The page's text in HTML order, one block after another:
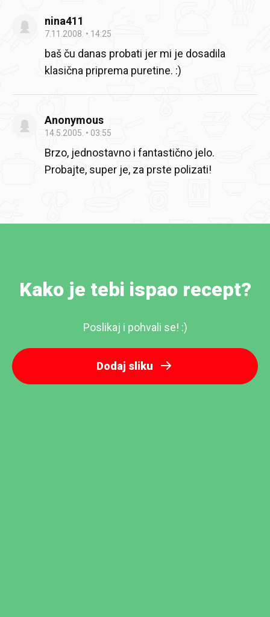
nina411
7.11.2008. 14:25
baš ču danas probati jer mi je dosadila
klasična priprema puretine. :)
Anonymous
14.5.2005. 03:55
Brzo, jednostavno i fantastično jelo.
Probajte, super je, za prste polizati!
Kako je tebi ispao recept?
Poslikaj i pohvali se! :)
Dodaj sliku